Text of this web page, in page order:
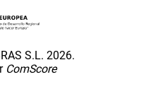
S.L. 2026.
ComScore